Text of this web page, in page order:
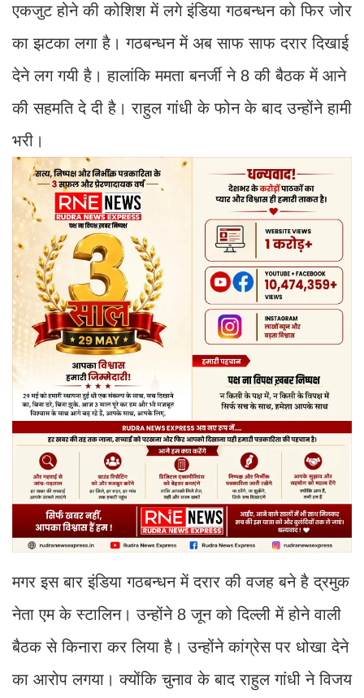
एकजुट होने की कोशिश में लगे इंडिया गठबन्धन को फिर जोर
का झटका लगा है। गठबन्धन में अब साफ साफ दरार दिखाई
देने लग गयी है। हालांकि ममता बनर्जी ने 8 की बैठक में आने
की सहमति दे दी है। राहुल गांधी के फोन के बाद उन्होंने हामी
भरी।
मगर इस बार इंडिया गठबन्धन में दरार की वजह बने है द्रमुक
नेता एम के स्टालिन। उन्होंने 8 जून को दिल्ली में होने वाली
बैठक से किनारा कर लिया है। उन्होंने कांग्रेस पर धोखा देने
का आरोप लगया। क्योंकि चुनाव के बाद राहुल गांधी ने विजय